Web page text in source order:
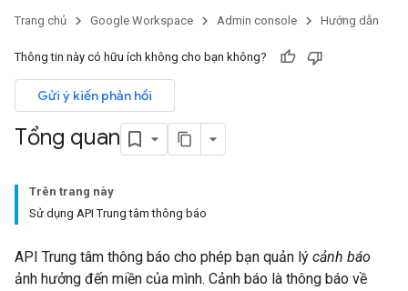
Trang chủ Google Workspace Admin console Hướng dẫn
Thông tin này có hữu ích không cho bạn không?
Gửi ý kiến phản hồi
Tổng quan
Trên trang này
Sử dụng API Trung tâm thông báo
API Trung tâm thông báo cho phép bạn quản lý cảnh báo
ảnh hưởng đến miền của mình. Cảnh báo là thông báo về